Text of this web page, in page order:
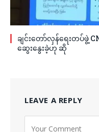
ချင်းတော်လှန်ရေးတပ်ဖွဲ့
ဆွေးနွေးခဲ့ဟု ဆို
LEAVE A REPLY